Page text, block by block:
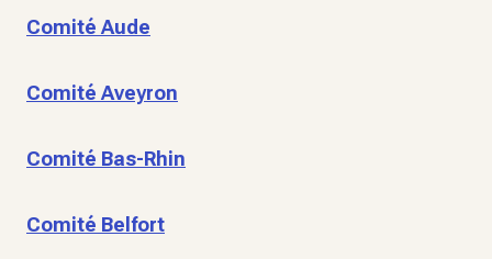
Comité Aude
Comité Aveyron
Comité Bas-Rhin
Comité Belfort